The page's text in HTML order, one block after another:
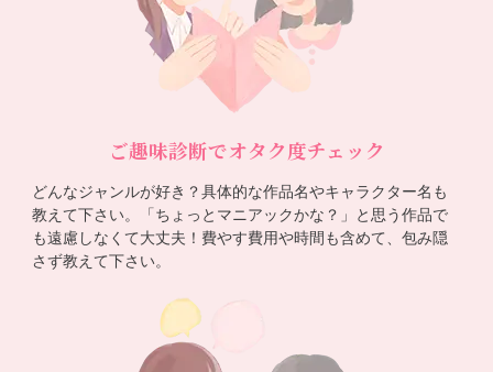
ご趣味診断でオタク度チェック
どんなジャンルが好き？具体的な作品名やキャラクター名も
教えて下さい。「ちょっとマニアックかな？」と思う作品で
も遠慮しなくて大丈夫！費やす費用や時間も含めて、包み隠
さず教えて下さい。